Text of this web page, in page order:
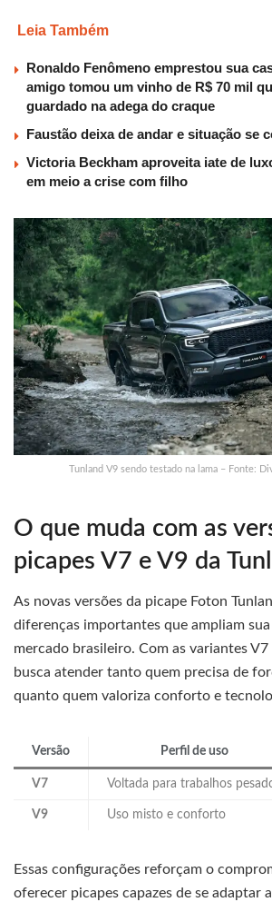
Leia Também
Ronaldo Fenômeno emprestou sua
amigo tomou um vinho de R$ 70 mil
guardado na adega do craque
Faustão deixa de andar e situação se
Victoria Beckham aproveita iate de
em meio a crise com filho
Tunland V9 sendo testado na lama – Fonte:
O que muda com as
picapes V7 e V9 da
As novas versões da picape Foton
diferenças importantes que ampliam
mercado brasileiro. Com as variantes V7
busca atender tanto quem precisa de
quanto quem valoriza conforto e
Versão Perfil de uso
V7 Voltada para trabalhos
V9 Uso misto e conforto
Essas configurações reforçam o
oferecer picapes capazes de se adaptar